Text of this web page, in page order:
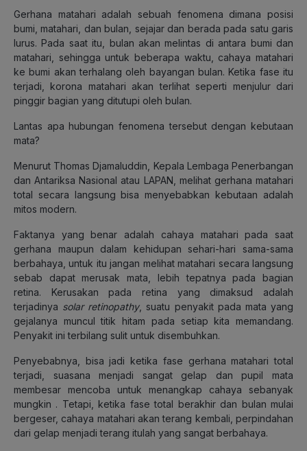
Gerhana matahari adalah sebuah fenomena dimana posisi
bumi, matahari, dan bulan, sejajar dan berada pada satu garis
lurus. Pada saat itu, bulan akan melintas di antara bumi dan
matahari, sehingga untuk beberapa waktu, cahaya matahari
ke bumi akan terhalang oleh bayangan bulan. Ketika fase itu
terjadi, korona matahari akan terlihat seperti menjulur dari
pinggir bagian yang ditutupi oleh bulan.
Lantas apa hubungan fenomena tersebut dengan kebutaan
mata?
Menurut Thomas Djamaluddin, Kepala Lembaga Penerbangan
dan Antariksa Nasional atau LAPAN, melihat gerhana matahari
total secara langsung bisa menyebabkan kebutaan adalah
mitos modern.
Faktanya yang benar adalah cahaya matahari pada saat
gerhana maupun dalam kehidupan sehari-hari sama-sama
berbahaya, untuk itu jangan melihat matahari secara langsung
sebab dapat merusak mata, lebih tepatnya pada bagian
retina. Kerusakan pada retina yang dimaksud adalah
terjadinya solar retinopathy, suatu penyakit pada mata yang
gejalanya muncul titik hitam pada setiap kita memandang.
Penyakit ini terbilang sulit untuk disembuhkan.
Penyebabnya, bisa jadi ketika fase gerhana matahari total
terjadi, suasana menjadi sangat gelap dan pupil mata
membesar mencoba untuk menangkap cahaya sebanyak
mungkin . Tetapi, ketika fase total berakhir dan bulan mulai
bergeser, cahaya matahari akan terang kembali, perpindahan
dari gelap menjadi terang itulah yang sangat berbahaya.